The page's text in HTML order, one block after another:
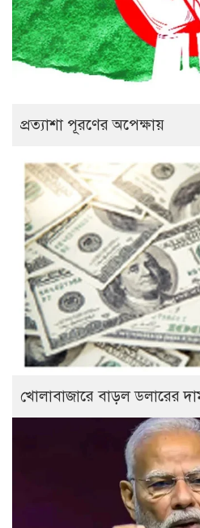
প্রত্যাশা পূরণের অপেক্ষায়
খোলাবাজারে বাড়ল ডলারের